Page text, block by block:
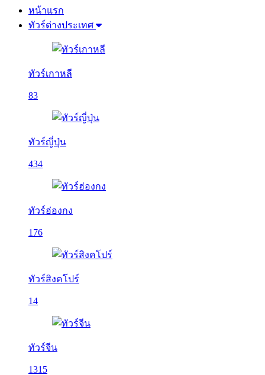
หน้าแรก
ทัวร์ต่างประเทศ
ทัวร์เกาหลี
83
ทัวร์ญี่ปุ่น
434
ทัวร์ฮ่องกง
176
ทัวร์สิงคโปร์
14
ทัวร์จีน
1315